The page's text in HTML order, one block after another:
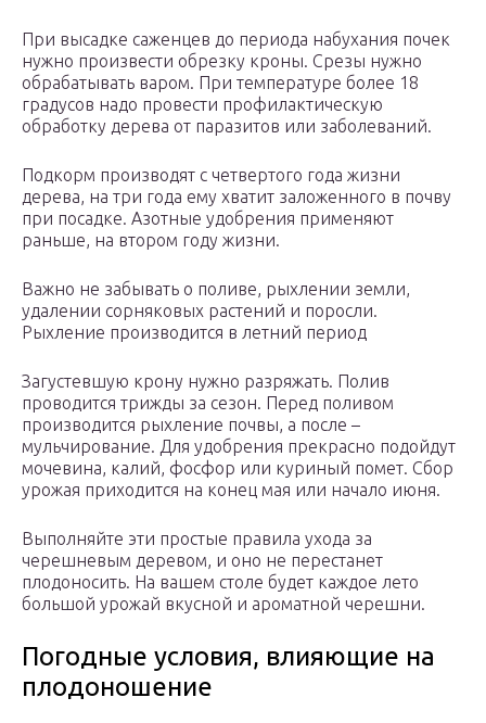
При высадке саженцев до периода набухания почек
нужно произвести обрезку кроны. Срезы нужно
обрабатывать варом. При температуре более 18
градусов надо провести профилактическую
обработку дерева от паразитов или заболеваний.
Подкорм производят с четвертого года жизни
дерева, на три года ему хватит заложенного в почву
при посадке. Азотные удобрения применяют
раньше, на втором году жизни.
Важно не забывать о поливе, рыхлении земли,
удалении сорняковых растений и поросли.
Рыхление производится в летний период
Загустевшую крону нужно разряжать. Полив
проводится трижды за сезон. Перед поливом
производится рыхление почвы, а после –
мульчирование. Для удобрения прекрасно подойдут
мочевина, калий, фосфор или куриный помет. Сбор
урожая приходится на конец мая или начало июня.
Выполняйте эти простые правила ухода за
черешневым деревом, и оно не перестанет
плодоносить. На вашем столе будет каждое лето
большой урожай вкусной и ароматной черешни.
Погодные условия, влияющие на
плодоношение